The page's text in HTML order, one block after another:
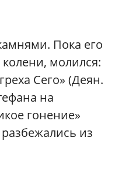
Пока его
молился:
Сего» (Деян.
на
гонение»
из